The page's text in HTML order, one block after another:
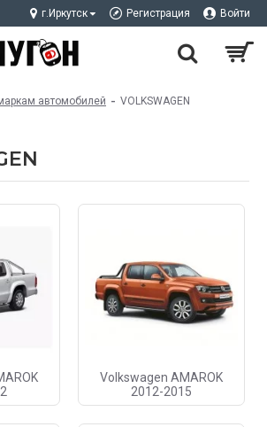
г.Иркутск Регистрация Войти
автомобилей VOLKSWAGEN
Volkswagen AMAROK
2012-2015